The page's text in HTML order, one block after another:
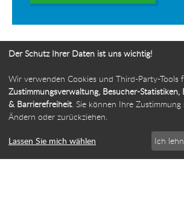
Ihr Weg zur
© 2026 Die Bürgerbeauftragte des
Der Schutz Ihrer Daten ist uns wichtig!
Wir verwenden Cookies und Third-Party-Tools
Zustimmungsverwaltung, Besucher-Statistiken,
& Barrierefreiheit. Sie können Ihre
Ändern oder zurückziehen.
Lassen Sie mich wählen Ich